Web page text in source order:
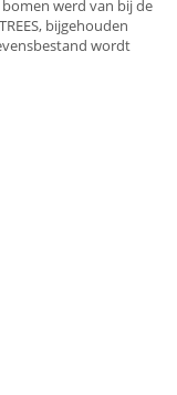
werd van bij de
bijgehouden
wordt